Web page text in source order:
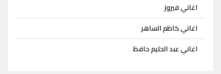
اغاني فيروز
اغاني كاظم الساهر
اغاني عبد الحليم حافظ